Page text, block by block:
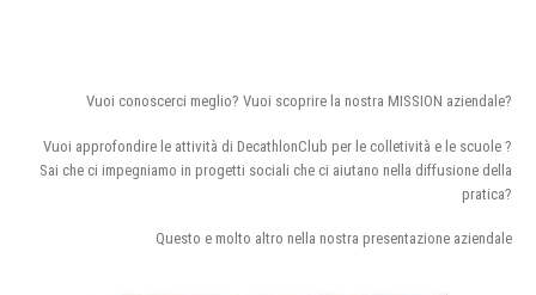
Vuoi conoscerci meglio? Vuoi scoprire la nostra MISSION aziendale?
Vuoi approfondire le attività di DecathlonClub per le colletività e le scuole ?
Sai che ci impegniamo in progetti sociali che ci aiutano nella diffusione della
pratica?
Questo e molto altro nella nostra presentazione aziendale